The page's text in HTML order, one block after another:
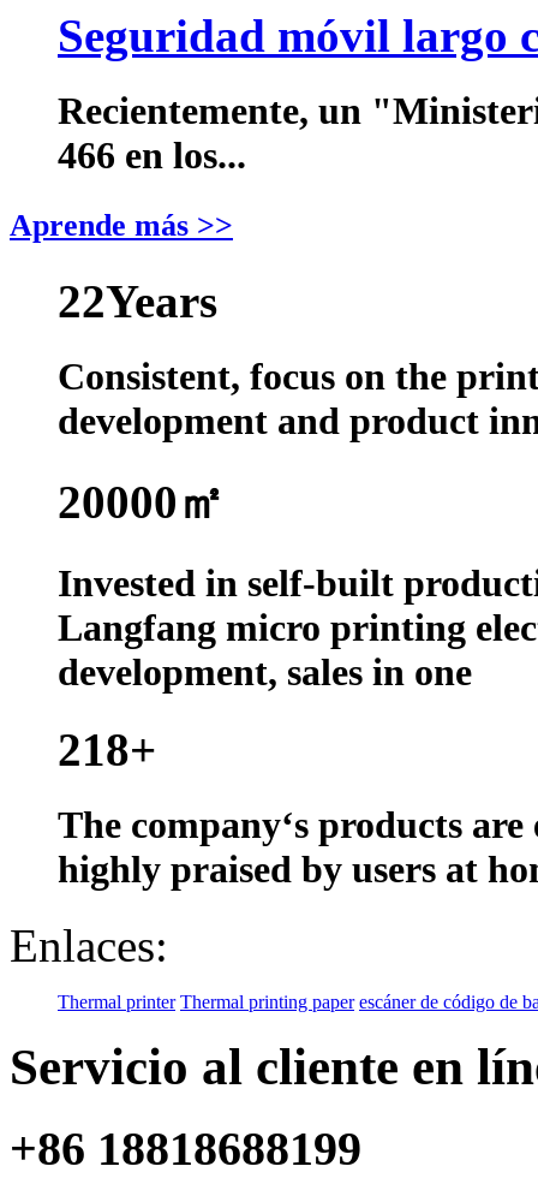
Seguridad móvil largo
Recientemente, un
466 en los...
Aprende más >>
22Years
Consistent, focus on the
development and product
20000㎡
Invested in self-built
Langfang micro printing
development, sales in one
218+
The company‘s products
highly praised by users at
Enlaces:
Thermal printer Thermal printing paper escáner de código de
Servicio al cliente en
+86 18818688199